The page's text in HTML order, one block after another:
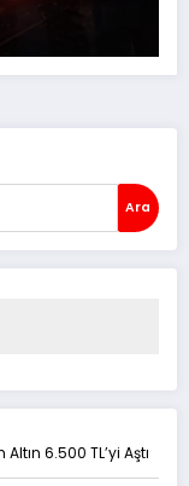
Ara
6.500 TL’yi Aştı